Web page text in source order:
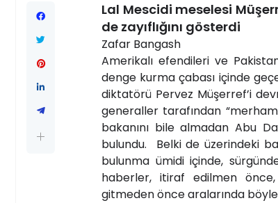
Lal Mescidi meselesi
de zayıflığını gösterdi
Zafar Bangash
Amerikalı efendileri ve
denge kurma çabası içinde
diktatörü Pervez Müşerref’i
generaller tarafından
bakanını bile almadan Abu
bulundu. Belki de üzerindeki
bulunma ümidi içinde,
haberler, itiraf edilmen
gitmeden önce aralarında